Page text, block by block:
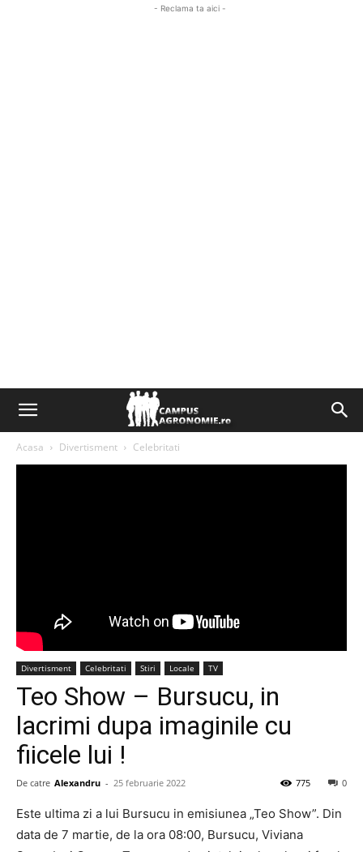
- Reclama ta aici -
Acasa Divertisment Celebritati
Divertisment Celebritati Stiri Locale TV
Teo Show – Bursucu, in
lacrimi dupa imaginile cu
fiicele lui !
De catre Alexandru - 25 februarie 2022 0
775
Este ultima zi a lui Bursucu in emisiunea „Teo Show”. Din
data de 7 martie, de la ora 08:00, Bursucu, Viviana